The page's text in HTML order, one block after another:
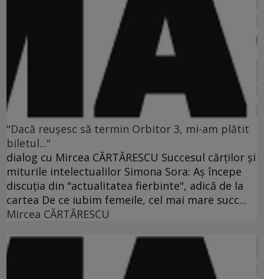
"Dacă reuşesc să termin Orbitor 3, mi-am plătit
biletul..."
dialog cu Mircea CĂRTĂRESCU Succesul cărţilor şi
miturile intelectualilor Simona Sora: Aş începe
discuţia din "actualitatea fierbinte", adică de la
cartea De ce iubim femeile, cel mai mare succ...
Mircea CĂRTĂRESCU